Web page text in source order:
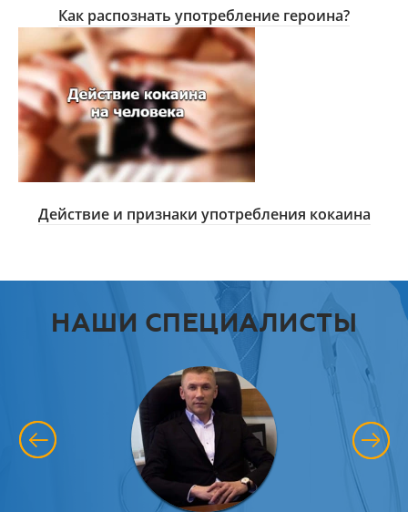
Как распознать употребление героина?
Действие и признаки употребления кокаина
НАШИ СПЕЦИАЛИСТЫ